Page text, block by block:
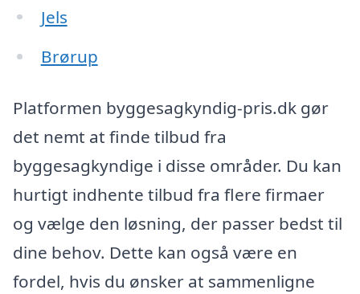
Jels
Brørup
Platformen byggesagkyndig-pris.dk gør
det nemt at finde tilbud fra
byggesagkyndige i disse områder. Du kan
hurtigt indhente tilbud fra flere firmaer
og vælge den løsning, der passer bedst til
dine behov. Dette kan også være en
fordel, hvis du ønsker at sammenligne